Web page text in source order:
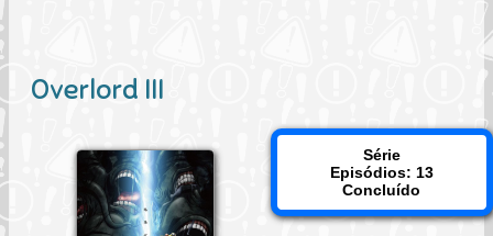
Overlord III
Série
Episódios: 13
Concluído